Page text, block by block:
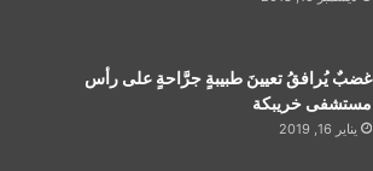
غضبٌ يُرافقُ تعيينَ طبيبةٍ جرَّاحةٍ على رأس
مستشفى خريبكة
يناير 16, 2019